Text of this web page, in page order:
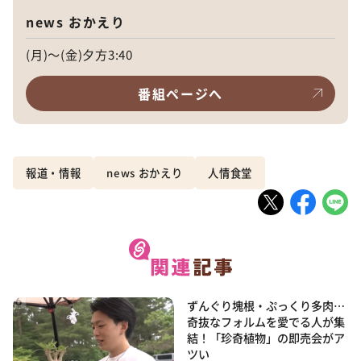
news おかえり
(月)～(金)夕方3:40
番組ページへ
報道・情報 news おかえり 人情食堂
ずんぐり塊根・ぷっくり多肉…
奇抜なフォルムを愛でる人が集
結！「珍奇植物」の即売会がア
ツい